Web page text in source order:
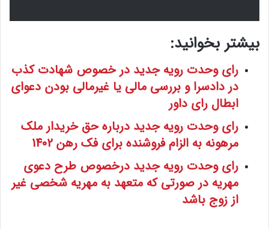
بیشتر بخوانید:
رای وحدت رویه جدید در خصوص شهادت کذب
در دادسرا و بررسی مالی یا غیرمالی بودن دعوای
ابطال رای داور
رای وحدت رویه جدید درباره حق خریدار ملک
مرهونه به الزام فروشنده برای فک رهن 1402
رای وحدت رویه جدید درخصوص طرح دعوی
مهریه در صورتی که متعهد به مهریه شخصی غیر
از زوج باشد